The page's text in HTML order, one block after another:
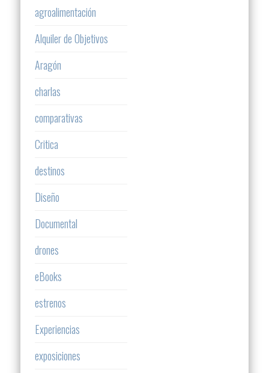
agroalimentación
Alquiler de Objetivos
Aragón
charlas
comparativas
Critica
destinos
Diseño
Documental
drones
eBooks
estrenos
Experiencias
exposiciones